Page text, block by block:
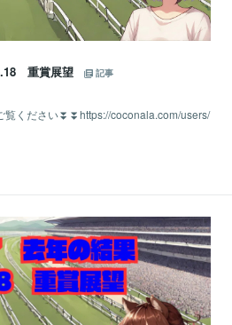
重賞展望
記事
ください⏬⏬https://coconala.com/users/